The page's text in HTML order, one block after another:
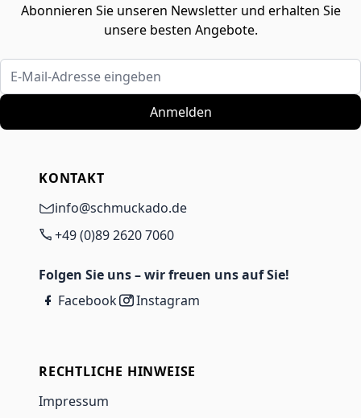
Abonnieren Sie unseren Newsletter und erhalten Sie
unsere besten Angebote.
E-Mail-Adresse eingeben
Anmelden
KONTAKT
info@schmuckado.de
+49 (0)89 2620 7060
Folgen Sie uns – wir freuen uns auf Sie!
Facebook
Instagram
RECHTLICHE HINWEISE
Impressum